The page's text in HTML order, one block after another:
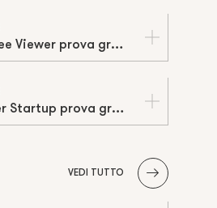
Solid Edge Free Viewer prova gratuita | Free trial
Solid Edge per Startup prova gratuita | Free trial
VEDI TUTTO